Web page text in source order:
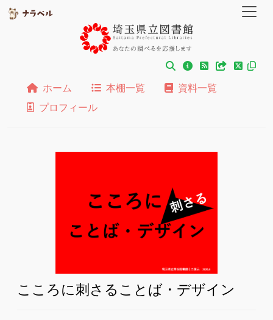
ホーム 本棚一覧
資料一覧
プロフィール
こころに刺さることば・デザイン